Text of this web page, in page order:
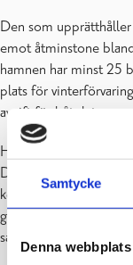
Samtycke
Denna
Den som
emot åtminstone
hamnen har minst 25
plats för
avgift för båtplatserna.
Hamninnehavaren
Den ska bedömas och
kommun där hamnen
gemensam
samma geografiska